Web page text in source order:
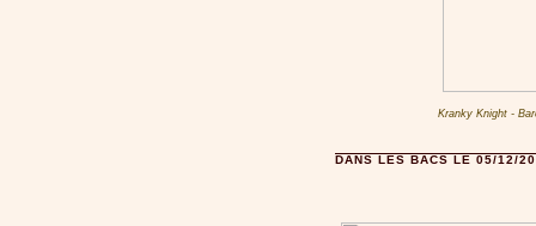
Kranky Knight -
DANS LES BACS LE 05/12/